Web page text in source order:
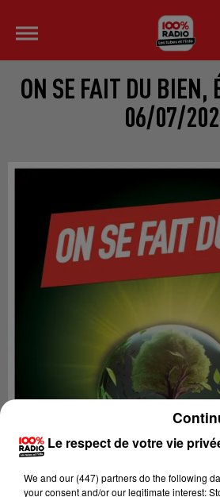
ON SE FAIT DU BIEN,
06/07/
Le respect de votre vie
We and our (447) partnersdo the following
your consent and/or our legitimate interest: